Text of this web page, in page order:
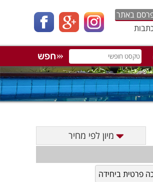
באתר
מיון לפי מחיר
פרטית ביחידה